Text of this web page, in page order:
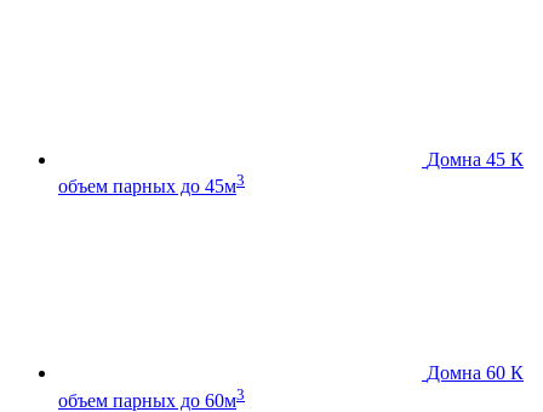
Домна 45 К
объем парных до 45м3
Домна 60 К
объем парных до 60м3